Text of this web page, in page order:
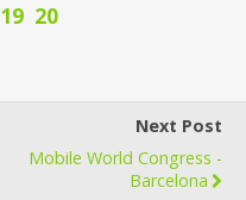
19 20
Next Post
Mobile World Congress -
Barcelona